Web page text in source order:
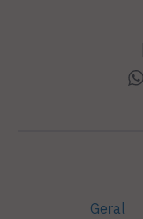
Geral